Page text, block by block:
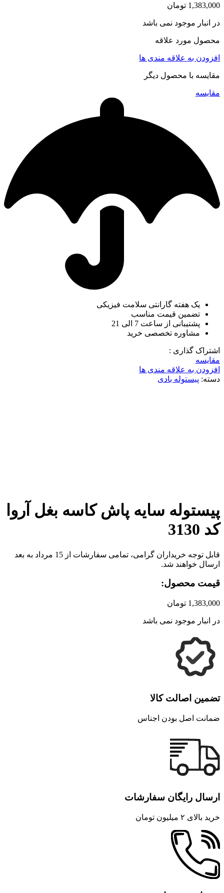
1,383,000 تومان
در انبار موجود نمی باشد
محصول مورد علاقه
افزودن به علاقه مندی ها
مقایسه با محصول دیگر
مقایسه
یک هفته گارانتی سلامت فیزیکی
تضمین قیمت مناسب
پشتیبانی از ساعت 7 الی 21
مشاوره تخصصی خرید
اشتراک گذاری :
مقایسه
افزودن به علاقه مندی ها
دسته: پیستوله بادی
پیستوله سایه پاش کاسه بغل آروا
کد 3130
قابل توجه خریداران گرامی، تمامی سفارشات از 15 مرداد به بعد
ارسال خواهند شد.
قیمت محصول:
1,383,000 تومان
در انبار موجود نمی باشد
تضمین اصالت کالا
ضمانت اصل بودن اجناس
ارسال رایگان سفارشات
خرید بالای ۲ میلیون تومان